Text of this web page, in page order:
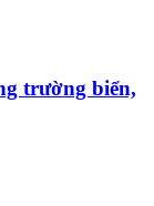
trường biển,